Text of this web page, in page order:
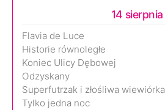
14 sierpnia
Flavia de Luce
Historie równoległe
Koniec Ulicy Dębowej
Odzyskany
Superfutrzak i złośliwa wiewiórka
Tylko jedna noc